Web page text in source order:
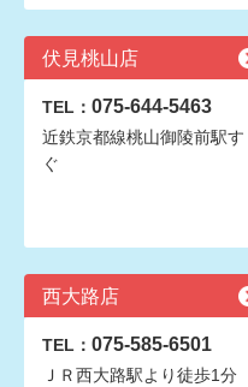
伏見桃山店
TEL： 075-644-5463
近鉄京都線桃山御陵前駅す
ぐ
西大路店
TEL： 075-585-6501
ＪＲ西大路駅より徒歩1分